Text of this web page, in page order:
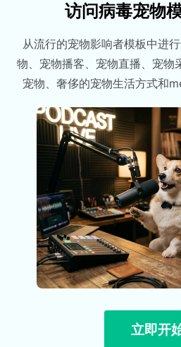
访问病毒宠物
从流行的宠物影响者模板中进
物、宠物播客、宠物直播、宠物
宠物、奢侈的宠物生活方式和
立即开